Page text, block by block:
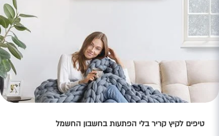
טיפים לקיץ קריר בלי הפתעות בחשבון החשמל